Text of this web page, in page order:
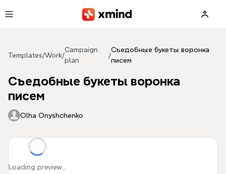
Templates/Work/
Campaign
plan
/
Съедобные букеты воронка
писем
Съедобные букеты воронка
писем
Olha Onyshchenko
Loading preview...